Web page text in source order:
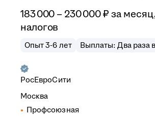
183 000 – 230 000₽ за
налогов
Опыт 3-6 лет Выплаты: Два раза
РосЕвроСити
Москва
Профсоюзная